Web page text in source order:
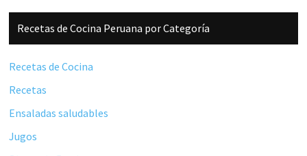
Barra
lateral
principal
Recetas de Cocina Peruana por Categoría
Recetas de Cocina
Recetas
Ensaladas saludables
Jugos